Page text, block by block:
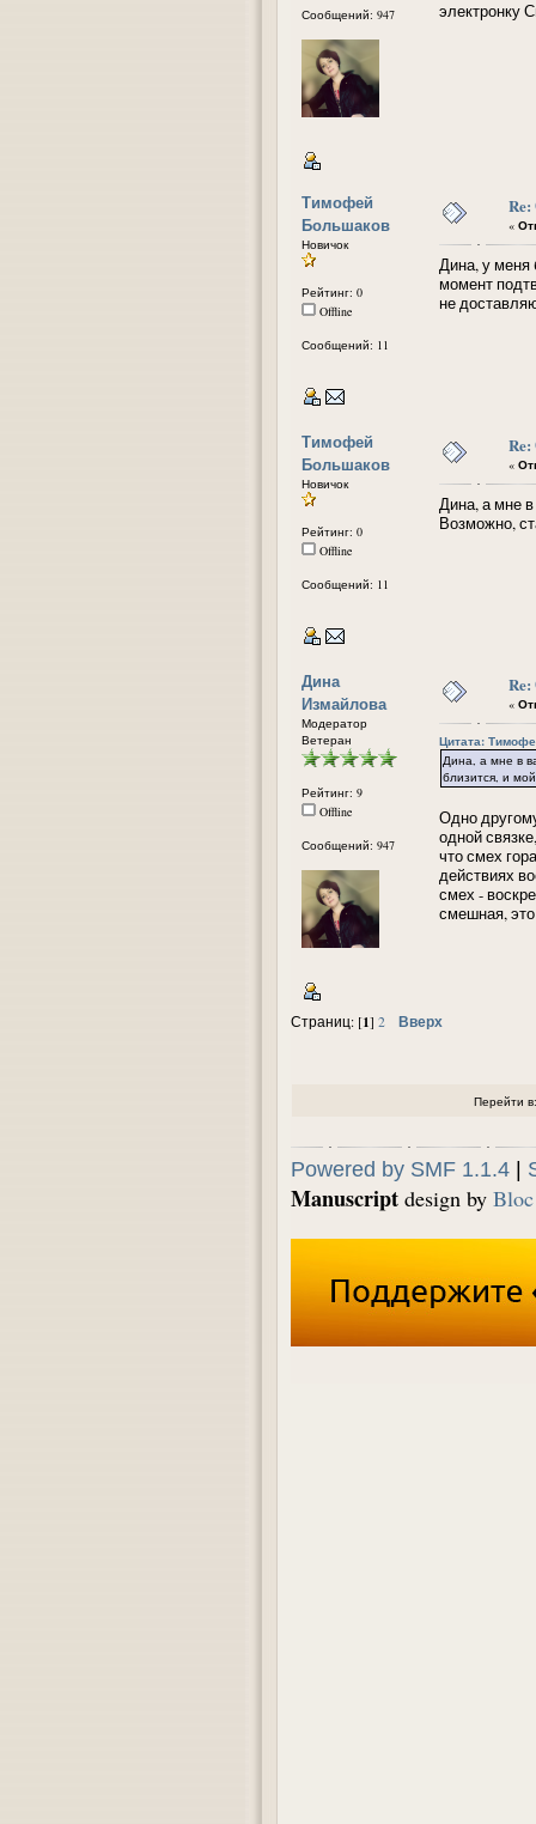
Сообщений: 947
электронку
Тимофей
Большаков
Новичок
Рейтинг: 0
Offline
Сообщений: 11
«
Дина, у меня
момент
не
Тимофей
Большаков
Новичок
Рейтинг: 0
Offline
Сообщений: 11
«
Дина, а мне
Возможно,
Дина
Измайлова
Модератор
Ветеран
Рейтинг: 9
Offline
Сообщений: 947
«
Цитата:
Дина, а мне в
близится, и
Одно
одной
что смех
действиях
смех -
смешная,
Страниц: [1] 2 Вверх
Перейти в:
Powered by SMF 1.1.4 |
Manuscript design by Bloc